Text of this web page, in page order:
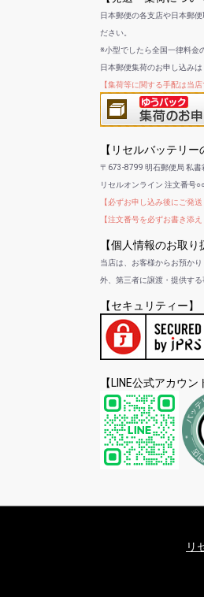
日本郵便の各支店や日本郵
ださい。
※小型でしたら全国一律料金
日本郵便集荷のお申し込みは
【集荷等に関する手配は当
【リセルバッテリー
〒673-8799 明石郵便局 私書
リセルオンライン 注文番号
【必ずお申し込み後にご発送
【注文番号を必ずお書き添え
【個人情報のお取り
当店は、お客様からお預か
外、第三者に譲渡・提供す
【セキュリティー】
【LINE公式アカウン
リ